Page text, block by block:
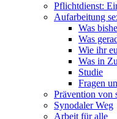
Pflichtdienst:
Aufarbeitung
Was
Was
Wie ihr
Was in
Studie
Fragen
Prävention von
Synodaler Weg
Arbeit für alle